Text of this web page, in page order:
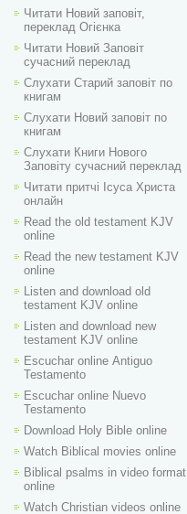
Читати Новий заповіт,
переклад Огієнка
Читати Новий Заповіт
сучасний переклад
Слухати Старий заповіт по
книгам
Слухати Новий заповіт по
книгам
Слухати Книги Нового
Заповіту сучасний переклад
Читати притчі Ісуса Христа
онлайн
Read the old testament KJV
online
Read the new testament KJV
online
Listen and download old
testament KJV online
Listen and download new
testament KJV online
Escuchar online Аntiguo
Testamento
Escuchar online Nuevo
Testamento
Download Holy Bible online
Watch Biblical movies online
Biblical psalms in video format
online
Watch Christian videos online